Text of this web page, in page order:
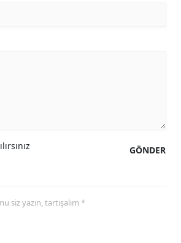
GÖNDER
siz yazın, tartışalım *